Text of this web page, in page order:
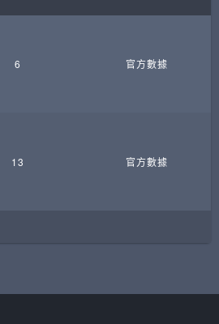
6 官方數據
13 官方數據